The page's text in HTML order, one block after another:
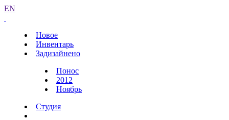
EN
Новое
Инвентарь
Задизайнено
Понос
2012
Ноябрь
Студия